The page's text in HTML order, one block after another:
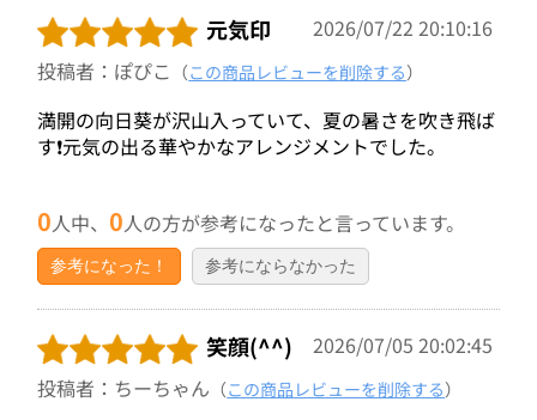
元気印
2026/07/22 20:10:16
投稿者：ぽぴこ （この商品レビューを削除する）
満開の向日葵が沢山入っていて、夏の暑さを吹き飛ば
す❗元気の出る華やかなアレンジメントでした。
0人中、0人の方が参考になったと言っています。
参考になった！ 参考にならなかった
笑顔(^^)
2026/07/05 20:02:45
投稿者：ちーちゃん （この商品レビューを削除する）